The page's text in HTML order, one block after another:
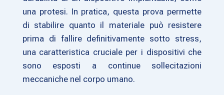
una protesi. In pratica, questa prova permette
di stabilire quanto il materiale può resistere
prima di fallire definitivamente sotto stress,
una caratteristica cruciale per i dispositivi che
sono esposti a continue sollecitazioni
meccaniche nel corpo umano.